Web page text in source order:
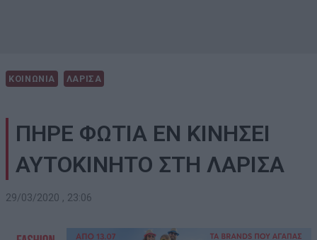
ΚΟΙΝΩΝΙΑ ΛΑΡΙΣΑ
ΠΗΡΕ ΦΩΤΙΑ ΕΝ ΚΙΝΗΣΕΙ
ΑΥΤΟΚΙΝΗΤΟ ΣΤΗ ΛΑΡΙΣΑ
29/03/2020 , 23:06